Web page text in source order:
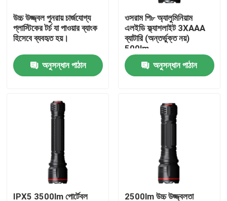
আমাদের সম্পর্কে
কারখানা ভ্রমণ
যোগাযোগ করুন
উদ্ধৃতির জন্য আবেদন
পোর্টেবল LED ওয়ার্ক লাইট
উচ্চ উজ্জ্বল পুনরায় চার্জযোগ্য
প্লাস্টিকের টর্চ যা পাওয়ার ব্যাংক
হিসেবে ব্যবহৃত হয়।
অনুসন্ধান পাঠান
ওসরাম পি৮ অ্যালুমিনিয়াম
এলইডি ফ্ল্যাশলাইট 3XAAA
ব্যাটারি (অন্তর্ভুক্ত নয়)
500lm
অনুসন্ধান পাঠান
IPX5 3500lm পোর্টেবল 2500lm উচ্চ উজ্জ্বলতা